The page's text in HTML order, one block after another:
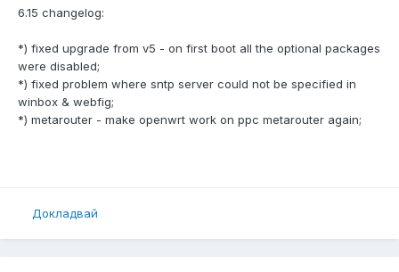
6.15 changelog:
*) fixed upgrade from v5 - on first boot all the optional packages
were disabled;
*) fixed problem where sntp server could not be specified in
winbox & webfig;
*) metarouter - make openwrt work on ppc metarouter again;
Докладвай